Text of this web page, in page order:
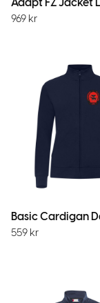
969 kr
559 kr